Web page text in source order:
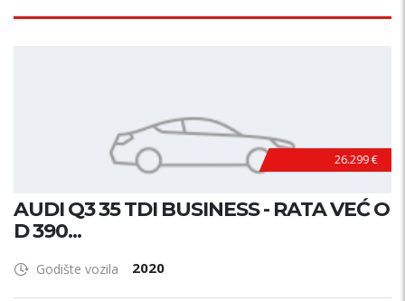
26.299 €
AUDI Q3 35 TDI BUSINESS - RATA VEĆ O
D 390...
Godište vozila 2020